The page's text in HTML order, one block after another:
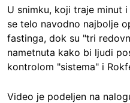
U snimku, koji traje minut
se telo navodno najbolje
fastinga, dok su "tri
nametnuta kako bi ljudi
kontrolom "sistema" i
Video je podeljen na